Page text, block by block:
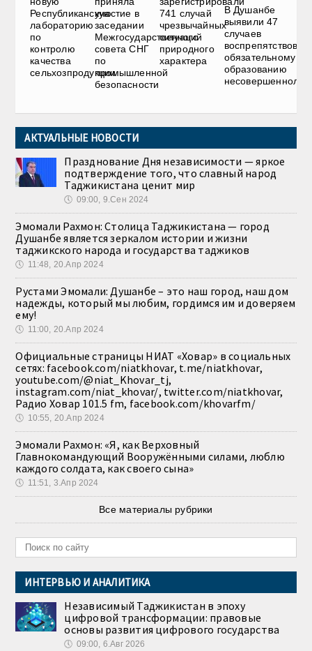
Республиканскую
лабораторию
по
контролю
качества
сельхозпродукции
участие в
заседании
Межгосударственного
совета СНГ
по
промышленной
безопасности
741 случай
чрезвычайных
ситуаций
природного
характера
В Душанбе
выявили 47
случаев
обязательному
образованию
АКТУАЛЬНЫЕ НОВОСТИ
Празднование Дня независимости — яркое
подтверждение того, что славный народ
Таджикистана ценит мир
🕔 09:00, 9.Сен 2024
Эмомали Рахмон: Столица Таджикистана — город
Душанбе является зеркалом истории и жизни
таджикского народа и государства таджиков
🕔 11:48, 20.Апр 2024
Рустами Эмомали: Душанбе – это наш город, наш дом
надежды, который мы любим, гордимся им и доверяем
ему!
🕔 11:00, 20.Апр 2024
Официальные страницы НИАТ «Ховар» в социальных
сетях: facebook.com/niatkhovar, t.me/niatkhovar,
youtube.com/@niat_Khovar_tj,
instagram.com/niat_khovar/, twitter.com/niatkhovar,
Радио Ховар 101.5 fm, facebook.com/khovarfm/
🕔 10:55, 20.Апр 2024
Эмомали Рахмон: «Я, как Верховный
Главнокомандующий Вооружёнными силами, люблю
каждого солдата, как своего сына»
🕔 11:51, 3.Апр 2024
Все материалы рубрики
ИНТЕРВЬЮ И АНАЛИТИКА
Независимый Таджикистан в эпоху
цифровой трансформации: правовые
основы развития цифрового государства
🕔 09:00, 6.Авг 2026